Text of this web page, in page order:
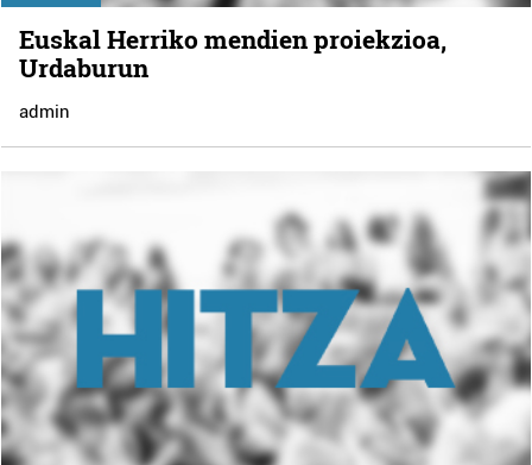
Euskal Herriko mendien proiekzioa,
Urdaburun
admin